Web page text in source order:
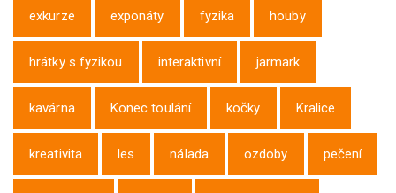
exkurze exponáty fyzika houby
hrátky s fyzikou interaktivní jarmark
kavárna Konec toulání kočky Kralice
kreativita les nálada ozdoby pečení